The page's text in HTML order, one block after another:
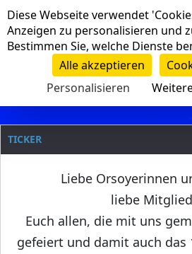
Navigation
Clanname
TICKER
Liebe Orsoyerinnen
liebe
Euch allen, die mit uns
gefeiert und damit auch das
Cookie-Einstellungen
Diese Webseite verwendet
Anzeigen zu personalisieren und
Bestimmen Sie, welche Dienste
Alle akzeptieren
Personalisieren